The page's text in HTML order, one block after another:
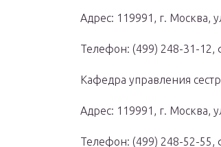
Адрес: 119991, г. Москва,
Телефон: (499) 248-31-12,
Кафедра управления
Адрес: 119991, г. Москва,
Телефон: (499) 248-52-55,